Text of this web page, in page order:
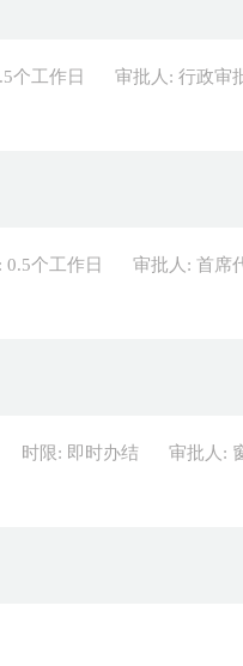
个工作日 审批人: 行政审
0.5个工作日 审批人: 首席
时限: 即时办结 审批人: